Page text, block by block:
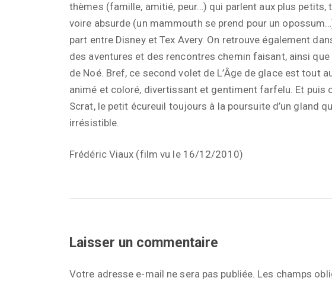
thèmes (famille, amitié, peur…) qui parlent aux plus petits,
voire absurde (un mammouth se prend pour un
part entre Disney et Tex Avery. On retrouve également
des aventures et des rencontres chemin faisant, ainsi
de Noé. Bref, ce second volet de L’Âge de glace est tout
animé et coloré, divertissant et gentiment farfelu. Et puis
Scrat, le petit écureuil toujours à la poursuite d’un gland
irrésistible.
Frédéric Viaux (film vu le 16/12/2010)
Laisser un commentaire
Votre adresse e-mail ne sera pas publiée. Les champs